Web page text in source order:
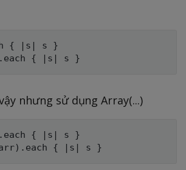
{ |s| s }
nhưng sử dụng Array(...)
{ |s| s }